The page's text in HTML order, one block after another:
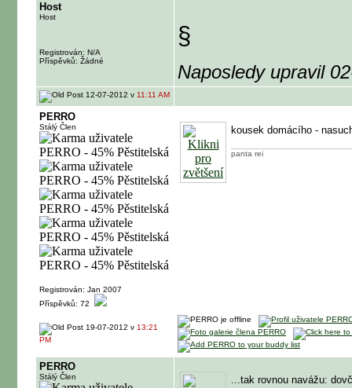
Host
Host
Registrován: N/A
Příspěvků: Žádné
§
Naposledy upravil
12-07-2012 v 11:11 AM
PERRO
Stálý Člen
Registrován: Jan 2007
Příspěvků: 72
kousek domácího -
panta rei
19-07-2012 v 13:21
PM
PERRO
Stálý Člen ...tak rovnou navážu: